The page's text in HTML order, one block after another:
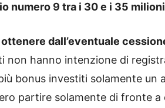
numero 9 tra i 30 e i 35
dall’eventuale
non hanno intenzione di
bonus investiti solamente un
partire solamente di fronte a